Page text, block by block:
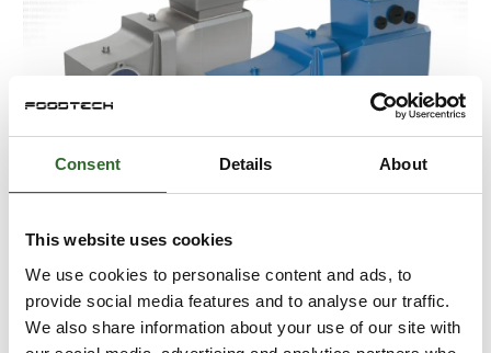
Consent Details About
This website uses cookies
We use cookies to personalise content and ads, to
provide social media features and to analyse our traffic.
We also share information about your use of our site with
NXD gør aluminium mere
modstandsdygtigt
Med NXD har NORD DRIVESYSTEMS lanceret den
nyeste generation af sin overfladekonvertering.